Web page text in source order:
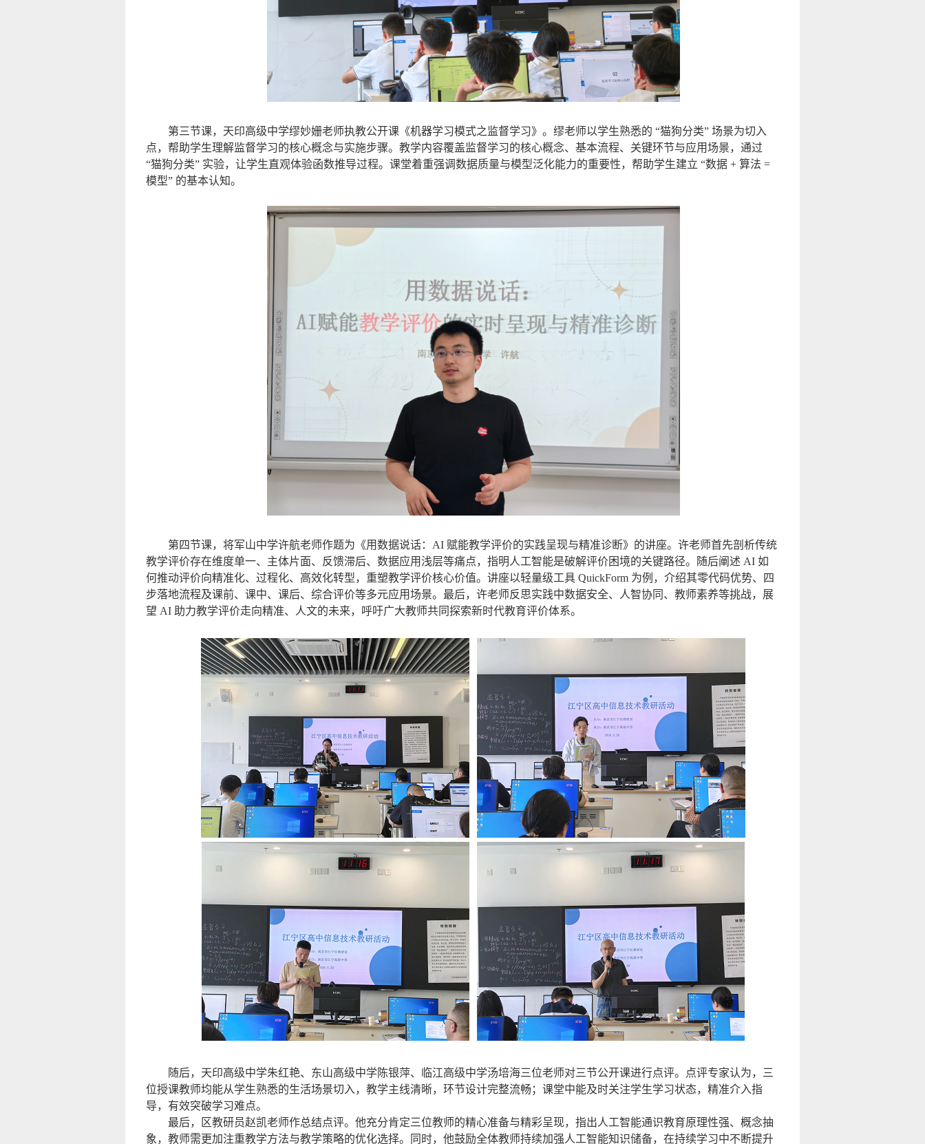
第三节课，天印高级中学缪妙姗老师执教公开课《机器学习模式之监督学习》。缪老师以学生熟悉的 “猫狗分类” 场景为切入
点，帮助学生理解监督学习的核心概念与实施步骤。教学内容覆盖监督学习的核心概念、基本流程、关键环节与应用场景，通过
“猫狗分类” 实验，让学生直观体验函数推导过程。课堂着重强调数据质量与模型泛化能力的重要性，帮助学生建立 “数据 + 算法 =
模型” 的基本认知。
第四节课，将军山中学许航老师作题为《用数据说话：AI 赋能教学评价的实践呈现与精准诊断》的讲座。许老师首先剖析传统
教学评价存在维度单一、主体片面、反馈滞后、数据应用浅层等痛点，指明人工智能是破解评价困境的关键路径。随后阐述 AI 如
何推动评价向精准化、过程化、高效化转型，重塑教学评价核心价值。讲座以轻量级工具 QuickForm 为例，介绍其零代码优势、四
步落地流程及课前、课中、课后、综合评价等多元应用场景。最后，许老师反思实践中数据安全、人智协同、教师素养等挑战，展
望 AI 助力教学评价走向精准、人文的未来，呼吁广大教师共同探索新时代教育评价体系。
随后，天印高级中学朱红艳、东山高级中学陈银萍、临江高级中学汤培海三位老师对三节公开课进行点评。点评专家认为，三
位授课教师均能从学生熟悉的生活场景切入，教学主线清晰，环节设计完整流畅；课堂中能及时关注学生学习状态，精准介入指
导，有效突破学习难点。
最后，区教研员赵凯老师作总结点评。他充分肯定三位教师的精心准备与精彩呈现，指出人工智能通识教育原理性强、概念抽
象，教师需更加注重教学方法与教学策略的优化选择。同时，他鼓励全体教师持续加强人工智能知识储备，在持续学习中不断提升